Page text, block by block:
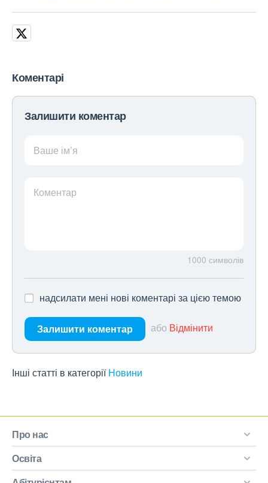
Коментарі
Залишити коментар
Ваше ім’я
Коментар
1000 символів
надсилати мені нові коментарі за цією темою
Залишити коментар або Відмінити
Інші статті в категорії Новини
Про нас
Освіта